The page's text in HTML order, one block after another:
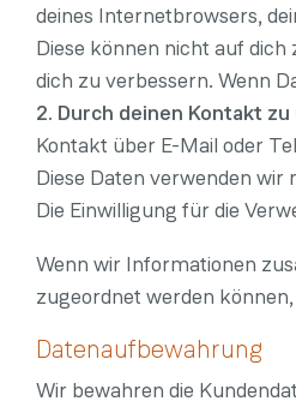
deines Internetbrowsers,
Diese können nicht auf
dich zu verbessern. Wenn
2. Durch deinen Kontakt zu
Kontakt über E-Mail oder
Diese Daten verwenden
Die Einwilligung für die
Wenn wir Informationen
zugeordnet werden
Datenaufbewahrung
Wir bewahren die